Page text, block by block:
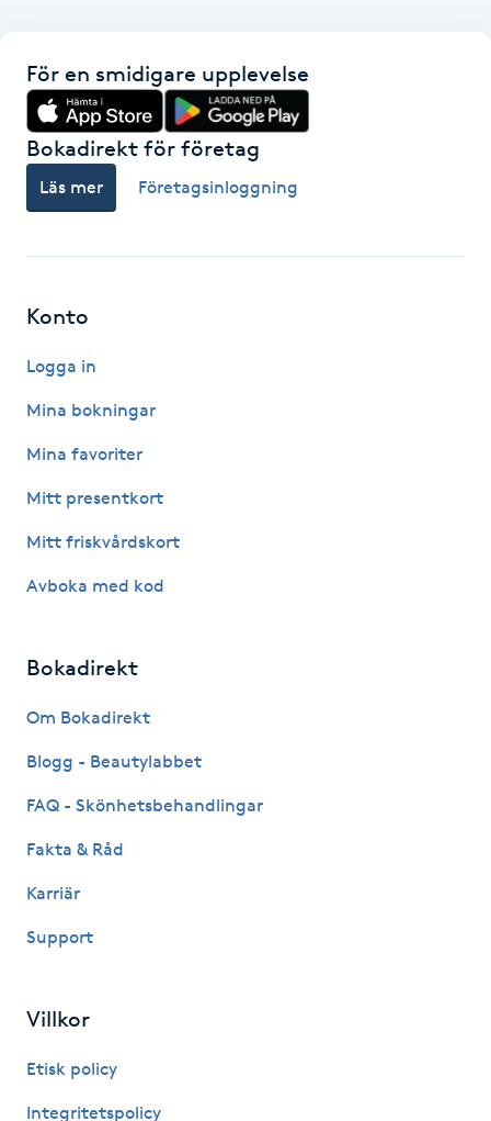
Hollywood Peel
Hot Stone Massage
Hot yoga
Hyaluronsyra
Hypnos
Hårförlängning
Hälsa
Hälsprickor
För en smidigare upplevelse
Bokadirekt för företag
Läs mer Företagsinloggning
Konto
Logga in
Mina bokningar
Mina favoriter
Mitt presentkort
Mitt friskvårdskort
Avboka med kod
Bokadirekt
Om Bokadirekt
Blogg - Beautylabbet
FAQ - Skönhetsbehandlingar
Fakta & Råd
Karriär
Support
Villkor
Etisk policy
Integritetspolicy